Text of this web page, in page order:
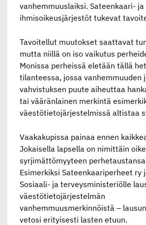
vanhemmuuslaiksi. Sateenkaari- ja
ihmisoikeusjärjestöt tukevat
Tavoitellut muutokset saattavat
mutta niillä on iso vaikutus
Monissa perheissä eletään tällä
tilanteessa, jossa vanhemmuuden
vahvistuksen puute aiheuttaa
tai vääränlainen merkintä
väestötietojärjestelmissä altistaa
Vaakakupissa painaa ennen
Jokaisella lapsella on nimittäin
syrjimättömyyteen
Esimerkiksi Sateenkaariperheet ry
Sosiaali- ja terveysministeriölle
väestötietojärjestelmän
vanhemmuusmerkinnöistä –
vetosi erityisesti lasten etuun.